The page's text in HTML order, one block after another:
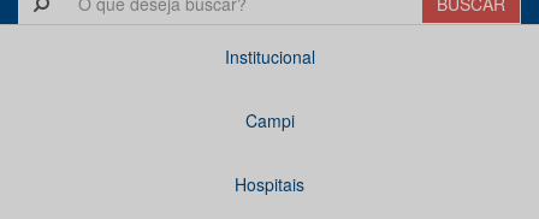
Institucional
Campi
Hospitais